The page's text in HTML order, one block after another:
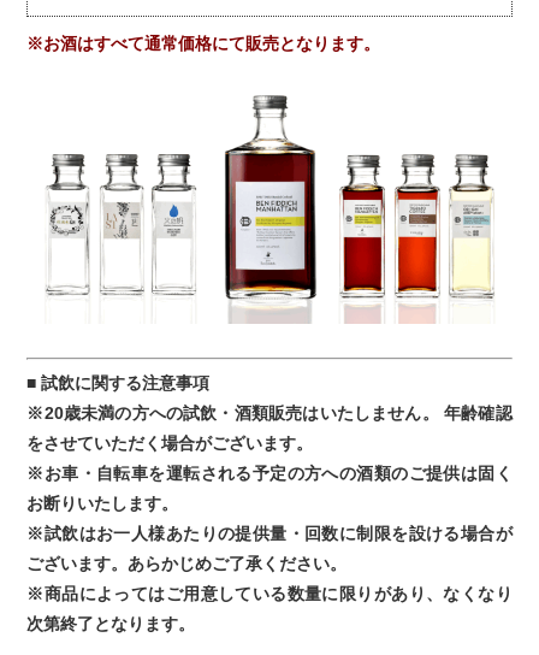
※お酒はすべて通常価格にて販売となります。
■ 試飲に関する注意事項
※20歳未満の方への試飲・酒類販売はいたしません。 年齢確認
をさせていただく場合がございます。
※お車・自転車を運転される予定の方への酒類のご提供は固く
お断りいたします。
※試飲はお一人様あたりの提供量・回数に制限を設ける場合が
ございます。あらかじめご了承ください。
※商品によってはご用意している数量に限りがあり、なくなり
次第終了となります。